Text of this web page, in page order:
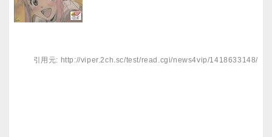
引用元: http://viper.2ch.sc/test/read.cgi/news4vip/1418633148/